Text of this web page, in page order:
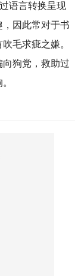
语言转换呈现
因此常对于书
毛求疵之嫌。
狗党，救助过